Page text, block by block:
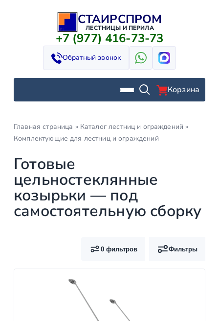
СТАИРСПРОМ
ЛЕСТНИЦЫ И ПЕРИЛА
+7 (977) 416-73-73
Обратный звонок
Корзина
Главная страница » Каталог лестниц и ограждений »
Комплектующие для лестниц и ограждений
Готовые
цельностеклянные
козырьки — под
самостоятельную сборку
0 фильтров Фильтры